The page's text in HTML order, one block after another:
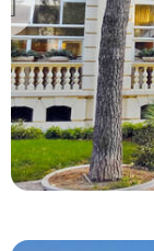
Previous